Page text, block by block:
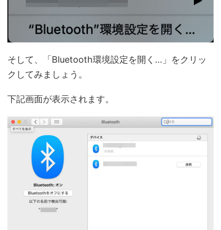
そして、「Bluetooth環境設定を開く...」をクリッ
クしてみましょう。
下記画面が表示されます。